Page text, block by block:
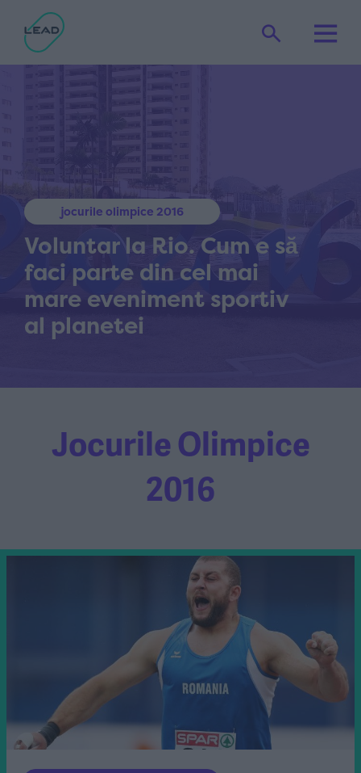
Jocurile Olimpice
2016
jocurile olimpice 2016
Voluntar la Rio. Cum e să
faci parte din cel mai
mare eveniment sportiv
al planetei